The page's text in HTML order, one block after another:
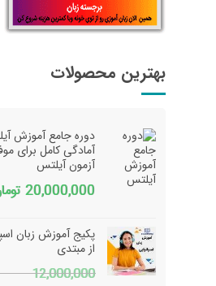
بهترین محصولات
دوره جامع آموزش
آمادگی کامل برای
آزمون آیلتس
20,000,000
پکیج آموزش زبان
از مبتدی
12,000,000